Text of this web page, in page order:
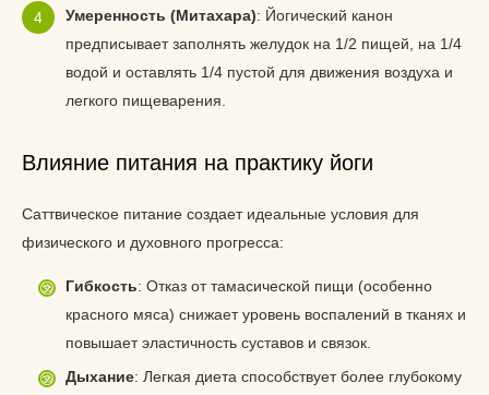
Умеренность (Митахара): Йогический канон
предписывает заполнять желудок на 1/2 пищей, на 1/4
водой и оставлять 1/4 пустой для движения воздуха и
легкого пищеварения.
Влияние питания на практику йоги
Саттвическое питание создает идеальные условия для
физического и духовного прогресса:
Гибкость: Отказ от тамасической пищи (особенно
красного мяса) снижает уровень воспалений в тканях и
повышает эластичность суставов и связок.
Дыхание: Легкая диета способствует более глубокому